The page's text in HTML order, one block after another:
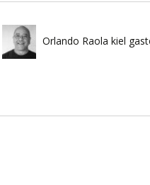
Orlando Raola kiel